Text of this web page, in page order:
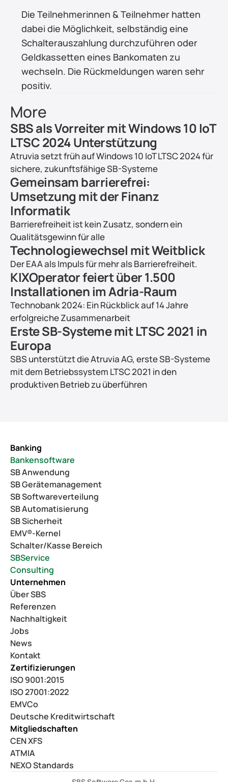
Die Teilnehmerinnen & Teilnehmer hatten
dabei die Möglichkeit, selbständig eine
Schalterauszahlung durchzuführen oder
Geldkassetten eines Bankomaten zu
wechseln. Die Rückmeldungen waren sehr
positiv.
More
SBS als Vorreiter mit Windows 10 IoT
LTSC 2024 Unterstützung
Atruvia setzt früh auf Windows 10 IoT LTSC 2024 für
sichere, zukunftsfähige SB-Systeme
Gemeinsam barrierefrei:
Umsetzung mit der Finanz
Informatik
Barrierefreiheit ist kein Zusatz, sondern ein
Qualitätsgewinn für alle
Technologiewechsel mit Weitblick
Der EAA als Impuls für mehr als Barrierefreiheit.
KIXOperator feiert über 1.500
Installationen im Adria-Raum
Technobank 2024: Ein Rückblick auf 14 Jahre
erfolgreiche Zusammenarbeit
Erste SB-Systeme mit LTSC 2021 in
Europa
SBS unterstützt die Atruvia AG, erste SB-Systeme
mit dem Betriebssystem LTSC 2021 in den
produktiven Betrieb zu überführen
Banking
Bankensoftware
SB Anwendung
SB Gerätemanagement
SB Softwareverteilung
SB Automatisierung
SB Sicherheit
EMV®-Kernel
Schalter/Kasse Bereich
SBService
Consulting
Unternehmen
Über SBS
Referenzen
Nachhaltigkeit
Jobs
News
Kontakt
Zertifizierungen
ISO 9001:2015
ISO 27001:2022
EMVCo
Deutsche Kreditwirtschaft
Mitgliedschaften
CEN XFS
ATMIA
NEXO Standards